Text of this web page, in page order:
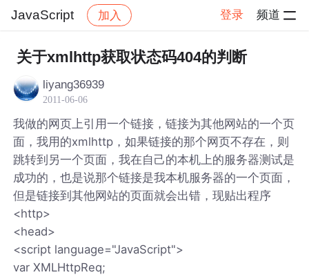
JavaScript 加入 登录 频道
社区 JavaScript 帖子详情
关于xmlhttp获取状态码404的判断
liyang36939
2011-06-06
我做的网页上引用一个链接，链接为其他网站的一个页
面，我用的xmlhttp，如果链接的那个网页不存在，则
跳转到另一个页面，我在自己的本机上的服务器测试是
成功的，也是说那个链接是我本机服务器的一个页面，
但是链接到其他网站的页面就会出错，现贴出程序
<http>
<head>
<script language="JavaScript">
var XMLHttpReq;